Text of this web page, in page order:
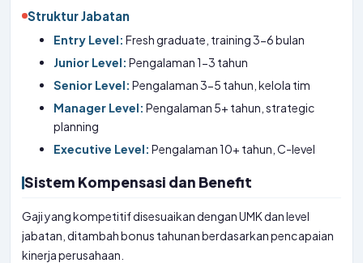
Struktur Jabatan
Entry Level: Fresh graduate, training 3-6 bulan
Junior Level: Pengalaman 1-3 tahun
Senior Level: Pengalaman 3-5 tahun, kelola tim
Manager Level: Pengalaman 5+ tahun, strategic
planning
Executive Level: Pengalaman 10+ tahun, C-level
Sistem Kompensasi dan Benefit
Gaji yang kompetitif disesuaikan dengan UMK dan level
jabatan, ditambah bonus tahunan berdasarkan pencapaian
kinerja perusahaan.